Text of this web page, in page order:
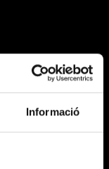
Informació